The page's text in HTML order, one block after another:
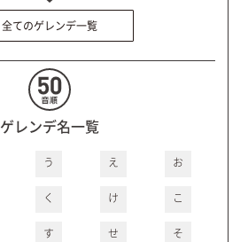
全てのゲレンデ一覧
ゲレンデ名一覧
う え お
く け こ
す せ そ